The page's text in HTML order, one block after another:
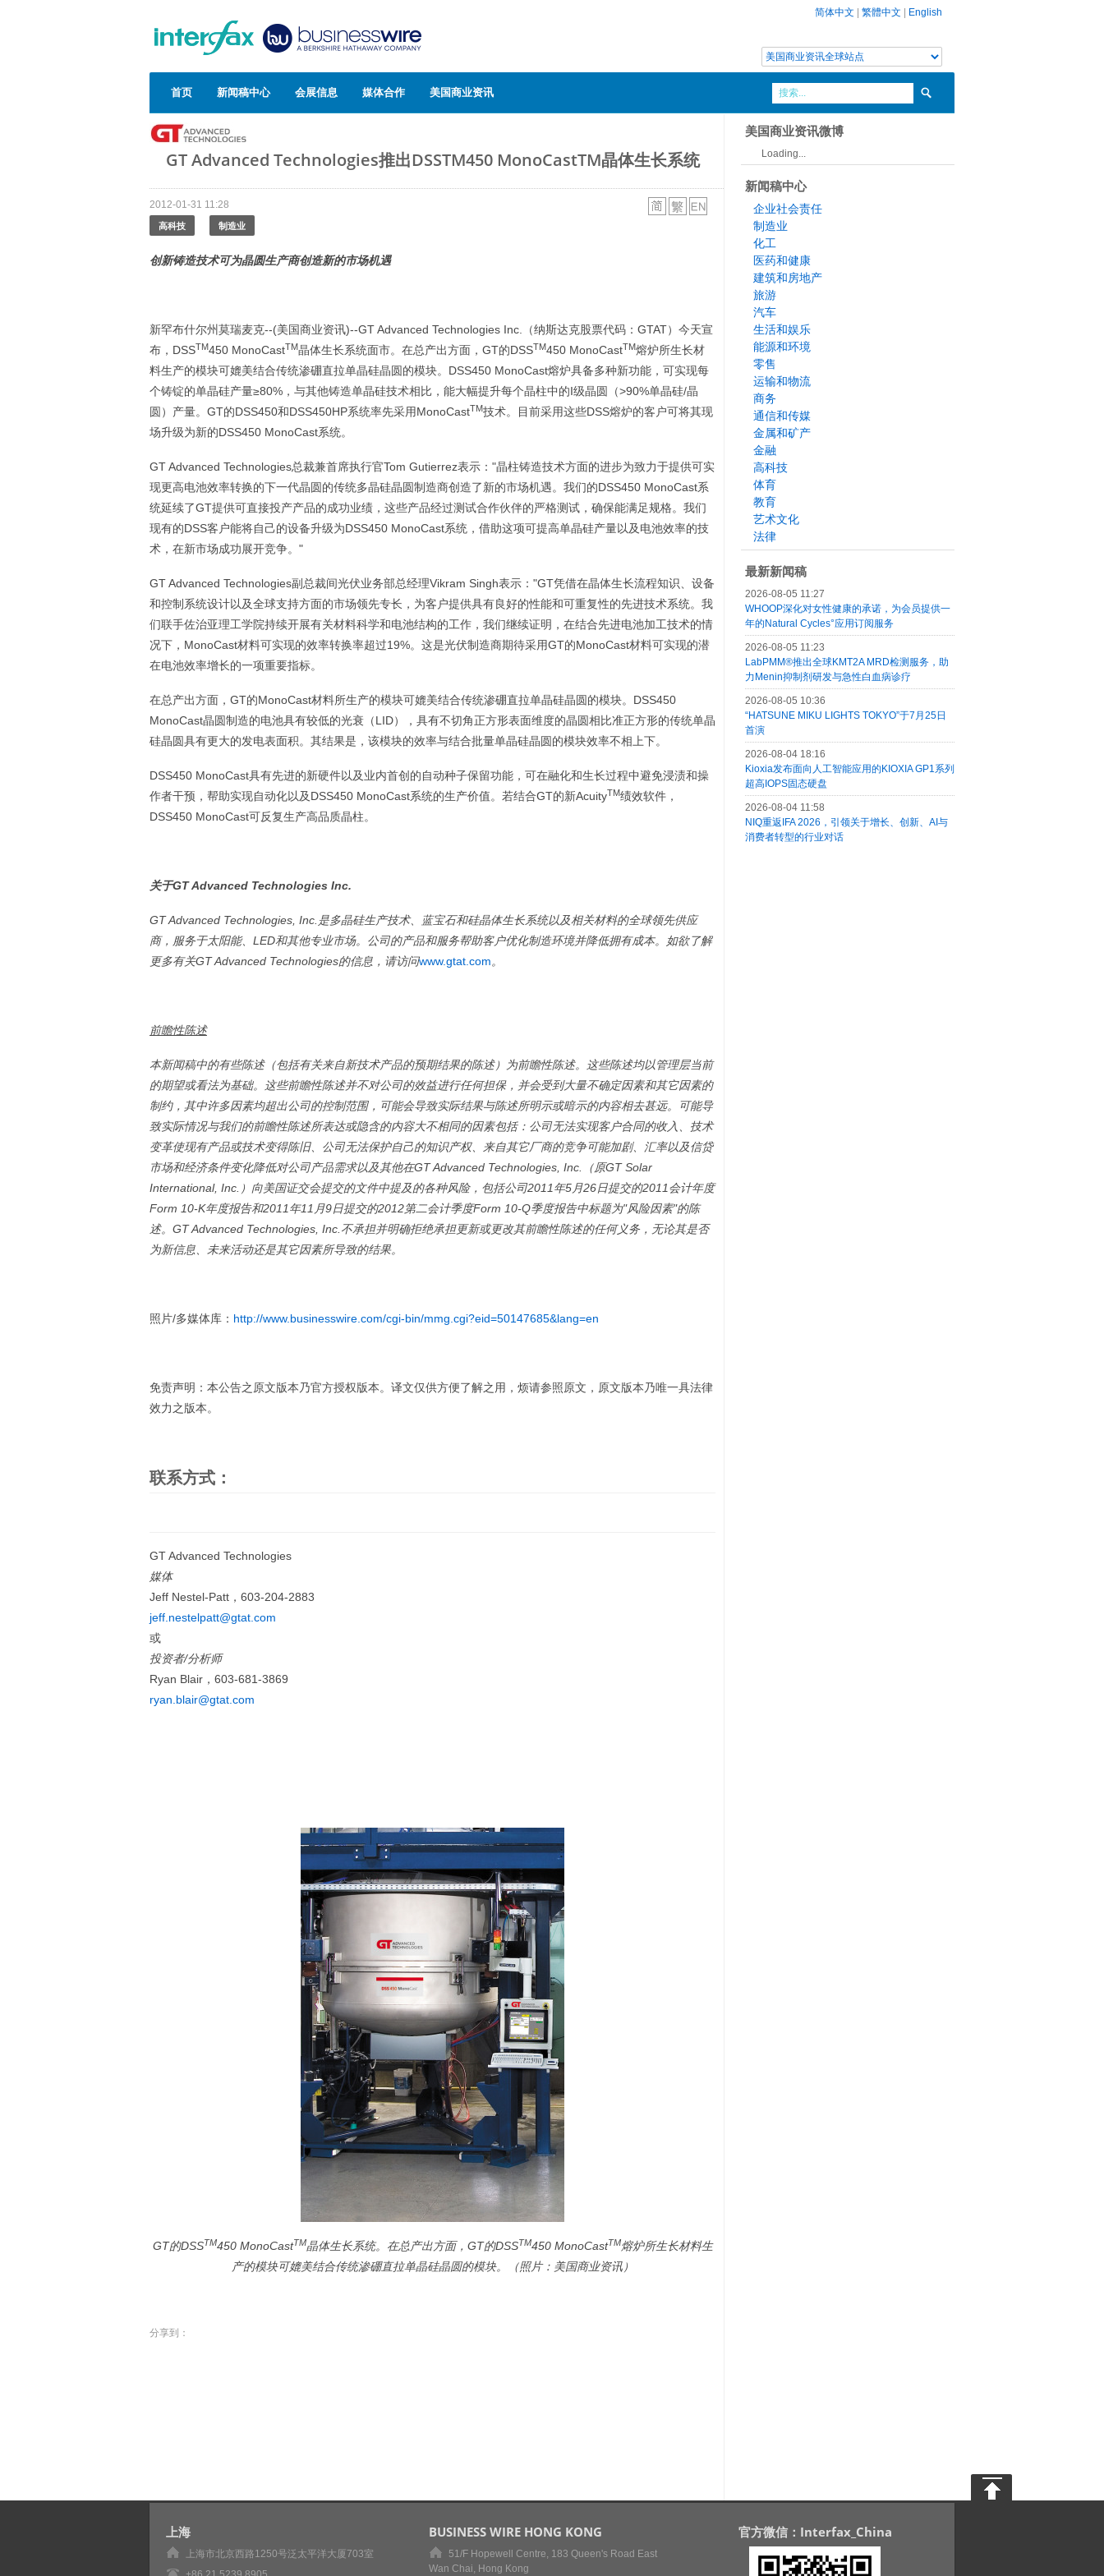
简体中文 繁體中文 English
首页 新闻稿中心 会展信息 媒体合作 美国商业资讯
GT Advanced Technologies推出DSSTM450 MonoCastTM晶体生长系统
2012-01-31 11:28
高科技 制造业
创新铸造技术可为晶圆生产商创造新的市场机遇
新罕布什尔州莫瑞麦克--(美国商业资讯)--GT Advanced Technologies Inc.（纳斯达克股票代码：GTAT）今天宣
布，DSSTM450 MonoCastTM晶体生长系统面市。在总产出方面，GT的DSSTM450 MonoCastTM熔炉所生长材
料生产的模块可媲美结合传统渗硼直拉单晶硅晶圆的模块。DSS450 MonoCast熔炉具备多种新功能，可实现每
个铸锭的单晶硅产量≥80%，与其他铸造单晶硅技术相比，能大幅提升每个晶柱中的I级晶圆（>90%单晶硅/晶
圆）产量。GT的DSS450和DSS450HP系统率先采用MonoCastTM技术。目前采用这些DSS熔炉的客户可将其现
场升级为新的DSS450 MonoCast系统。
GT Advanced Technologies总裁兼首席执行官Tom Gutierrez表示："晶柱铸造技术方面的进步为致力于提供可实
现更高电池效率转换的下一代晶圆的传统多晶硅晶圆制造商创造了新的市场机遇。我们的DSS450 MonoCast系
统延续了GT提供可直接投产产品的成功业绩，这些产品经过测试合作伙伴的严格测试，确保能满足规格。我们
现有的DSS客户能将自己的设备升级为DSS450 MonoCast系统，借助这项可提高单晶硅产量以及电池效率的技
术，在新市场成功展开竞争。"
GT Advanced Technologies副总裁间光伏业务部总经理Vikram Singh表示："GT凭借在晶体生长流程知识、设备
和控制系统设计以及全球支持方面的市场领先专长，为客户提供具有良好的性能和可重复性的先进技术系统。我
们联手佐治亚理工学院持续开展有关材料科学和电池结构的工作，我们继续证明，在结合先进电池加工技术的情
况下，MonoCast材料可实现的效率转换率超过19%。这是光伏制造商期待采用GT的MonoCast材料可实现的潜
在电池效率增长的一项重要指标。
在总产出方面，GT的MonoCast材料所生产的模块可媲美结合传统渗硼直拉单晶硅晶圆的模块。DSS450
MonoCast晶圆制造的电池具有较低的光衰（LID），具有不切角正方形表面维度的晶圆相比准正方形的传统单晶
硅晶圆具有更大的发电表面积。其结果是，该模块的效率与结合批量单晶硅晶圆的模块效率不相上下。
DSS450 MonoCast具有先进的新硬件以及业内首创的自动种子保留功能，可在融化和生长过程中避免浸渍和操
作者干预，帮助实现自动化以及DSS450 MonoCast系统的生产价值。若结合GT的新AcuityTM绩效软件，
DSS450 MonoCast可反复生产高品质晶柱。
关于GT Advanced Technologies Inc.
GT Advanced Technologies, Inc. 是多晶硅生产技术、蓝宝石和硅晶体生长系统以及相关材料的全球领先供应
商，服务于太阳能、 LED和其他专业市场。公司的产品和服务帮助客户优化制造环境并降低拥有成本。如欲了解
更多有关GT Advanced Technologies的信息，请访问www.gtat.com。
前瞻性陈述
本新闻稿中的有些陈述（包括有关来自新技术产品的预期结果的陈述）为前瞻性陈述。这些陈述均以管理层当前
的期望或看法为基础。这些前瞻性陈述并不对公司的效益进行任何担保，并会受到大量不确定因素和其它因素的
制约，其中许多因素均超出公司的控制范围，可能会导致实际结果与陈述所明示或暗示的内容相去甚远。可能导
致实际情况与我们的前瞻性陈述所表达或隐含的内容大不相同的因素包括：公司无法实现客户合同的收入、技术
变革使现有产品或技术变得陈旧、公司无法保护自己的知识产权、来自其它厂商的竞争可能加剧、汇率以及信贷
市场和经济条件变化降低对公司产品需求以及其他在GT Advanced Technologies, Inc. （原GT Solar
International, Inc. ）向美国证交会提交的文件中提及的各种风险，包括公司2011年5月26日提交的2011会计年度
Form 10-K年度报告和2011年11 月9日提交的2012第二会计季度Form 10-Q季度报告中标题为"风险因素"的陈
述。 GT Advanced Technologies, Inc. 不承担并明确拒绝承担更新或更改其前瞻性陈述的任何义务，无论其是否
为新信息、未来活动还是其它因素所导致的结果。
照片/多媒体库： http://www.businesswire.com/cgi-bin/mmg.cgi?eid=50147685&lang=en
免责声明：本公告之原文版本乃官方授权版本。译文仅供方便了解之用，烦请参照原文，原文版本乃唯一具法律
效力之版本。
联系方式：
GT Advanced Technologies
媒体
Jeff Nestel-Patt，603-204-2883
jeff.nestelpatt@gtat.com
或
投资者/分析师
Ryan Blair，603-681-3869
ryan.blair@gtat.com
GT的DSSTM450 MonoCastTM晶体生长系统。在总产出方面，GT的DSSTM450 MonoCastTM熔炉所生长材料生
产的模块可媲美结合传统渗硼直拉单晶硅晶圆的模块。（照片：美国商业资讯）
分享到：
美国商业资讯微博
Loading...
新闻稿中心
企业社会责任
制造业
化工
医药和健康
建筑和房地产
旅游
汽车
生活和娱乐
能源和环境
零售
运输和物流
商务
通信和传媒
金属和矿产
金融
高科技
体育
教育
艺术文化
法律
最新新闻稿
2026-08-05 11:27
WHOOP深化对女性健康的承诺，为会员提供一
年的Natural Cycles°应用订阅服务
2026-08-05 11:23
LabPMM®推出全球KMT2A MRD检测服务，助
力Menin抑制剂研发与急性白血病诊疗
2026-08-05 10:36
“HATSUNE MIKU LIGHTS TOKYO”于7月25日
首演
2026-08-04 18:16
Kioxia发布面向人工智能应用的KIOXIA GP1系列
超高IOPS固态硬盘
2026-08-04 11:58
NIQ重返IFA 2026，引领关于增长、创新、AI与
消费者转型的行业对话
上海
上海市北京西路1250号泛太平洋大厦703室
BUSINESS WIRE HONG KONG
51/F Hopewell Centre, 183 Queen's Road East
Wan Chai, Hong Kong
官方微信：Interfax_China